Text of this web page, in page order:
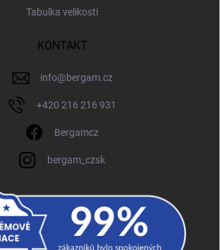
Tabulka velikostí
KONTAKT
info@bergam.cz
+420 216 216 931
Bergamcz
bergam_czsk